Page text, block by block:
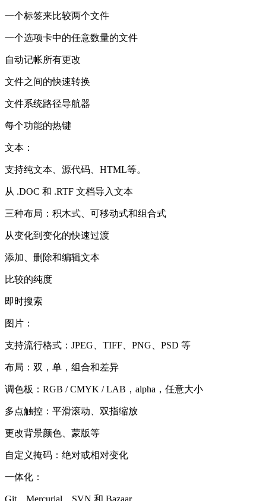
一个标签来比较两个文件
一个选项卡中的任意数量的文件
自动记帐所有更改
文件之间的快速转换
文件系统路径导航器
每个功能的热键
文本：
支持纯文本、源代码、HTML等。
从 .DOC 和 .RTF 文档导入文本
三种布局：积木式、可移动式和组合式
从变化到变化的快速过渡
添加、删除和编辑文本
比较的纯度
即时搜索
图片：
支持流行格式：JPEG、TIFF、PNG、PSD 等
布局：双，单，组合和差异
调色板：RGB / CMYK / LAB，alpha，任意大小
多点触控：平滑滚动、双指缩放
更改背景颜色、蒙版等
自定义掩码：绝对或相对变化
一体化：
Git、Mercurial、SVN 和 Bazaar